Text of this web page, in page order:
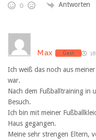
0 Antworten
Max Gast
Ich weiß das noch aus
war.
Nach dem Fußballtraining in
Besuch.
Ich bin mit meiner
Haus gegangen.
Meine sehr strengen Eltern,